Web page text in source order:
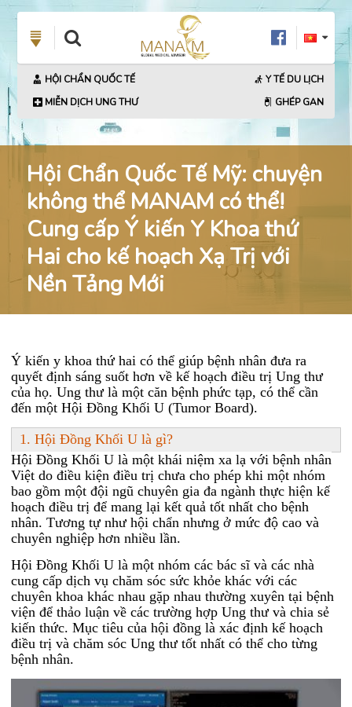
HỘI CHẨN QUỐC TẾ
Y TẾ DU LỊCH
MIỄN DỊCH UNG THƯ
GHÉP GAN
Hội Chẩn Quốc Tế Mỹ: chuyện
không thể MANAM có thể!
Cung cấp Ý kiến Y Khoa thứ
Hai cho kế hoạch Xạ Trị với
Nền Tảng Mới
Ý kiến ​​y khoa thứ hai có thể giúp bệnh nhân đưa ra
quyết định sáng suốt hơn về kế hoạch điều trị Ung thư
của họ. Ung thư là một căn bệnh phức tạp, có thể cần
đến một Hội Đồng Khối U (Tumor Board).
1. Hội Đồng Khối U là gì?
Hội Đồng Khối U là một khái niệm xa lạ với bệnh nhân
Việt do điều kiện điều trị chưa cho phép khi một nhóm
bao gồm một đội ngũ chuyên gia đa ngành thực hiện kế
hoạch điều trị để mang lại kết quả tốt nhất cho bệnh
nhân. Tương tự như hội chẩn nhưng ở mức độ cao và
chuyên nghiệp hơn nhiều lần.
Hội Đồng Khối U là một nhóm các bác sĩ và các nhà
cung cấp dịch vụ chăm sóc sức khỏe khác với các
chuyên khoa khác nhau gặp nhau thường xuyên tại bệnh
viện để thảo luận về các trường hợp Ung thư và chia sẻ
kiến ​​thức. Mục tiêu của hội đồng là xác định kế hoạch
điều trị và chăm sóc Ung thư tốt nhất có thể cho từng
bệnh nhân.